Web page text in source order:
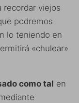
recordar viejos
podremos
lo teniendo en
«chulear»
como tal en